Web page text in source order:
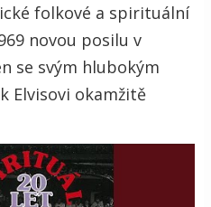
folkové a spirituální
novou posilu v
se svým hlubokým
Elvisovi okamžitě